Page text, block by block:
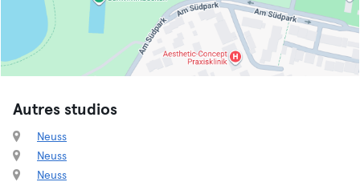
Autres studios
Neuss
Neuss
Neuss